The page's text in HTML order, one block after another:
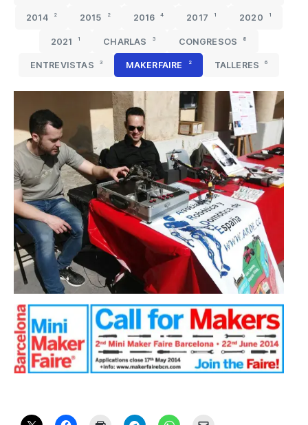
2014 2 2015 2 2016 4 2017 1 2020 1
2021 1 CHARLAS 3 CONGRESOS 8
ENTREVISTAS 3 MAKERFAIRE 2 TALLERES 6